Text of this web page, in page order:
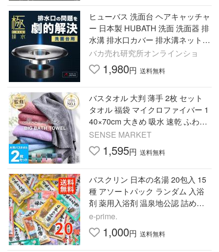
ヒューバス 洗面台 ヘアキャッチャ
ー 日本製 HUBATH 洗面 洗面器 排
水溝 排水口カバー 排水溝ネット
排水口 ゴミ受け マグネット
バカ売れ研究所オンラインショ
1,980円 送料無料
バスタオル 大判 薄手 2枚 セット
タオル 福袋 マイクロファイバー 1
40×70cm 大きめ 吸水 速乾 ふわふ
わ 洗面所 プール スポーツ ハンカ
チ まとめ買い ギフト
SENSE MARKET
1,595円 送料無料
バスクリン 日本の名湯 20包入 15
種 アソートパック ランダム 入浴
剤 薬用入浴剤 温泉地公認 詰め合
わせ 日本の名湯にごり湯 透明 炭
酸 温泉気分 湯
e-prime.
1,000円 送料無料